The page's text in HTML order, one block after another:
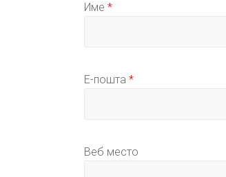
Име *
Е-пошта *
Веб место